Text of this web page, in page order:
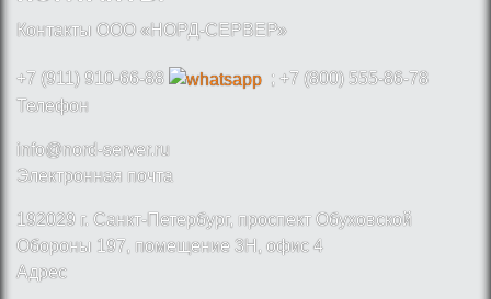
Контакты ООО «НОРД-СЕРВЕР»
+7 (911) 910-66-88
; +7 (800) 555-86-78
Телефон
info@nord-server.ru
Электронная почта
192029 г. Санкт-Петербург, проспект Обуховской
Обороны 197, помещение 3Н, офис 4
Адрес